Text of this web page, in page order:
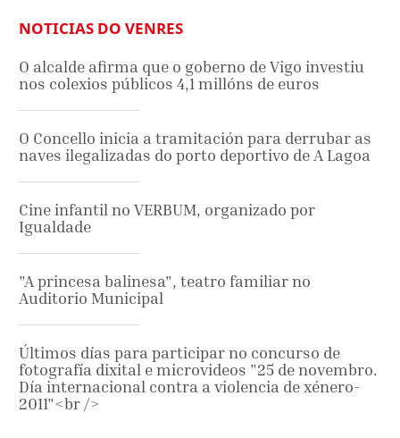
NOTICIAS DO VENRES
O alcalde afirma que o goberno de Vigo investiu
nos colexios públicos 4,1 millóns de euros
O Concello inicia a tramitación para derrubar as
naves ilegalizadas do porto deportivo de A Lagoa
Cine infantil no VERBUM, organizado por
Igualdade
"A princesa balinesa", teatro familiar no
Auditorio Municipal
Últimos días para participar no concurso de
fotografía dixital e microvideos "25 de novembro.
Día internacional contra a violencia de xénero-
2011"<br />